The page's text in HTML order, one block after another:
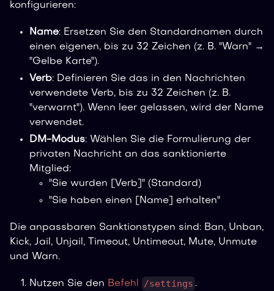
konfigurieren:
Name: Ersetzen Sie den Standardnamen durch
einen eigenen, bis zu 32 Zeichen (z. B. "Warn" →
"Gelbe Karte").
Verb: Definieren Sie das in den Nachrichten
verwendete Verb, bis zu 32 Zeichen (z. B.
"verwarnt"). Wenn leer gelassen, wird der Name
verwendet.
DM-Modus: Wählen Sie die Formulierung der
privaten Nachricht an das sanktionierte
Mitglied:
"Sie wurden [Verb]" (Standard)
"Sie haben einen [Name] erhalten"
Die anpassbaren Sanktionstypen sind: Ban, Unban,
Kick, Jail, Unjail, Timeout, Untimeout, Mute, Unmute
und Warn.
Nutzen Sie den Befehl /settings .